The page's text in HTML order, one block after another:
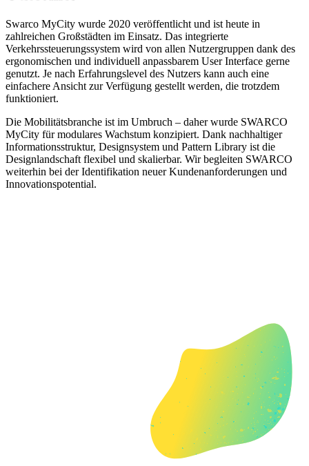
Swarco MyCity wurde 2020 veröffentlicht und ist heute in
zahlreichen Großstädten im Einsatz. Das integrierte
Verkehrssteuerungssystem wird von allen Nutzergruppen dank des
ergonomischen und individuell anpassbarem User Interface gerne
genutzt. Je nach Erfahrungslevel des Nutzers kann auch eine
einfachere Ansicht zur Verfügung gestellt werden, die trotzdem
funktioniert.
Die Mobilitätsbranche ist im Umbruch – daher wurde SWARCO
MyCity für modulares Wachstum konzipiert. Dank nachhaltiger
Informationsstruktur, Designsystem und Pattern Library ist die
Designlandschaft flexibel und skalierbar. Wir begleiten SWARCO
weiterhin bei der Identifikation neuer Kundenanforderungen und
Innovationspotential.